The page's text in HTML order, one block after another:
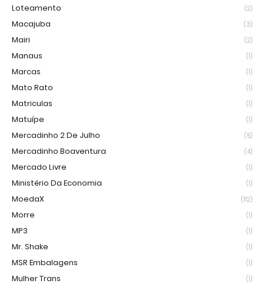
Loteamento (2)
Macajuba (3)
Mairi (2)
Manaus (1)
Marcas (1)
Mato Rato (1)
Matriculas (1)
Matuípe (1)
Mercadinho 2 De Julho (5)
Mercadinho Boaventura (4)
Mercado Livre (1)
Ministério Da Economia (1)
MoedaX (112)
Morre (1)
MP3 (1)
Mr. Shake (1)
MSR Embalagens (1)
Mulher Trans (1)